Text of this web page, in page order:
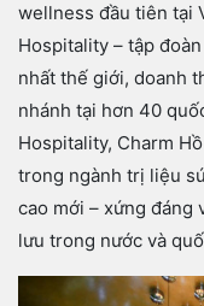
wellness đầu tiên tại
Hospitality – tập
nhất thế giới, doanh
nhánh tại hơn 40
Hospitality, Charm
trong ngành trị liệu
cao mới – xứng đáng
lưu trong nước và